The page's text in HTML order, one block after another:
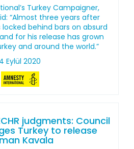
Turkey Campaigner,
“Almost three years after
behind bars on absurd
for his release has grown
and around the world.”
4 Eylül 2020
judgments: Council
Turkey to release
Kavala